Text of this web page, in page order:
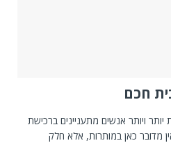
חכם
יותר ויותר אנשים מתעניינים ברכישת
מדובר כאן במותרות, אלא חלק